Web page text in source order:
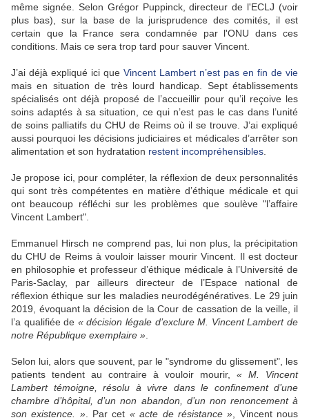
même signée. Selon Grégor Puppinck, directeur de l'ECLJ (voir
plus bas), sur la base de la jurisprudence des comités, il est
certain que la France sera condamnée par l'ONU dans ces
conditions. Mais ce sera trop tard pour sauver Vincent.
J’ai déjà expliqué ici que Vincent Lambert n’est pas en fin de vie
mais en situation de très lourd handicap. Sept établissements
spécialisés ont déjà proposé de l’accueillir pour qu’il reçoive les
soins adaptés à sa situation, ce qui n’est pas le cas dans l’unité
de soins palliatifs du CHU de Reims où il se trouve. J’ai expliqué
aussi pourquoi les décisions judiciaires et médicales d’arrêter son
alimentation et son hydratation restent incompréhensibles
Je propose ici, pour compléter, la réflexion de deux personnalités
qui sont très compétentes en matière d’éthique médicale et qui
ont beaucoup réfléchi sur les problèmes que soulève "l’affaire
Vincent Lambert".
Emmanuel Hirsch ne comprend pas, lui non plus, la précipitation
du CHU de Reims à vouloir laisser mourir Vincent. Il est docteur
en philosophie et professeur d’éthique médicale à l’Université de
Paris-Saclay, par ailleurs directeur de l’Espace national de
réflexion éthique sur les maladies neurodégénératives. Le 29 juin
2019, évoquant la décision de la Cour de cassation de la veille, il
l’a qualifiée de « décision légale d’exclure M. Vincent Lambert de
notre République exemplaire »
Selon lui, alors que souvent, par le "syndrome du glissement", les
patients tendent au contraire à vouloir mourir, « M. Vincent
Lambert témoigne, résolu à vivre dans le confinement d’une
chambre d’hôpital, d’un non abandon, d’un non renoncement à
son existence. ». Par cet « acte de résistance » , Vincent nous